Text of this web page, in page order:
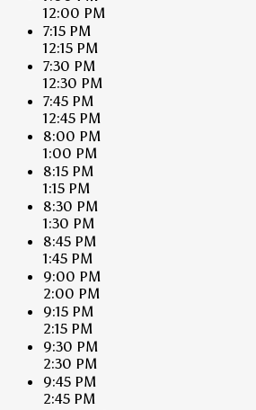
12:00 PM
7:15 PM
12:15 PM
7:30 PM
12:30 PM
7:45 PM
12:45 PM
8:00 PM
1:00 PM
8:15 PM
1:15 PM
8:30 PM
1:30 PM
8:45 PM
1:45 PM
9:00 PM
2:00 PM
9:15 PM
2:15 PM
9:30 PM
2:30 PM
9:45 PM
2:45 PM